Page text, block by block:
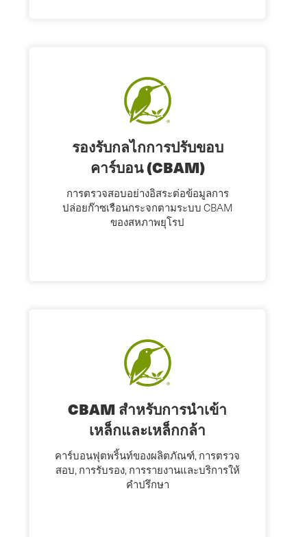
รองรับกลไกการปรับขอบ
คาร์บอน (CBAM)
การตรวจสอบอย่างอิสระต่อข้อมูลการ
ปล่อยก๊าซเรือนกระจกตามระบบ CBAM
ของสหภาพยุโรป
CBAM สําหรับการนําเข้า
เหล็กและเหล็กกล้า
คาร์บอนฟุตพริ้นท์ของผลิตภัณฑ์, การตรวจ
สอบ, การรับรอง, การรายงานและบริการให้
คําปรึกษา